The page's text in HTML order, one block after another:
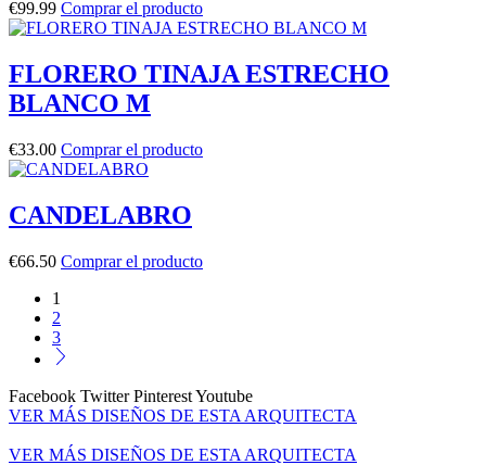
€99.99 Comprar el producto
FLORERO TINAJA ESTRECHO
BLANCO M
€33.00 Comprar el producto
CANDELABRO
€66.50 Comprar el producto
1
2
3
Facebook Twitter PinterestYoutube
VER MÁS DISEÑOS DE ESTA ARQUITECTA
VER MÁS DISEÑOS DE ESTA ARQUITECTA